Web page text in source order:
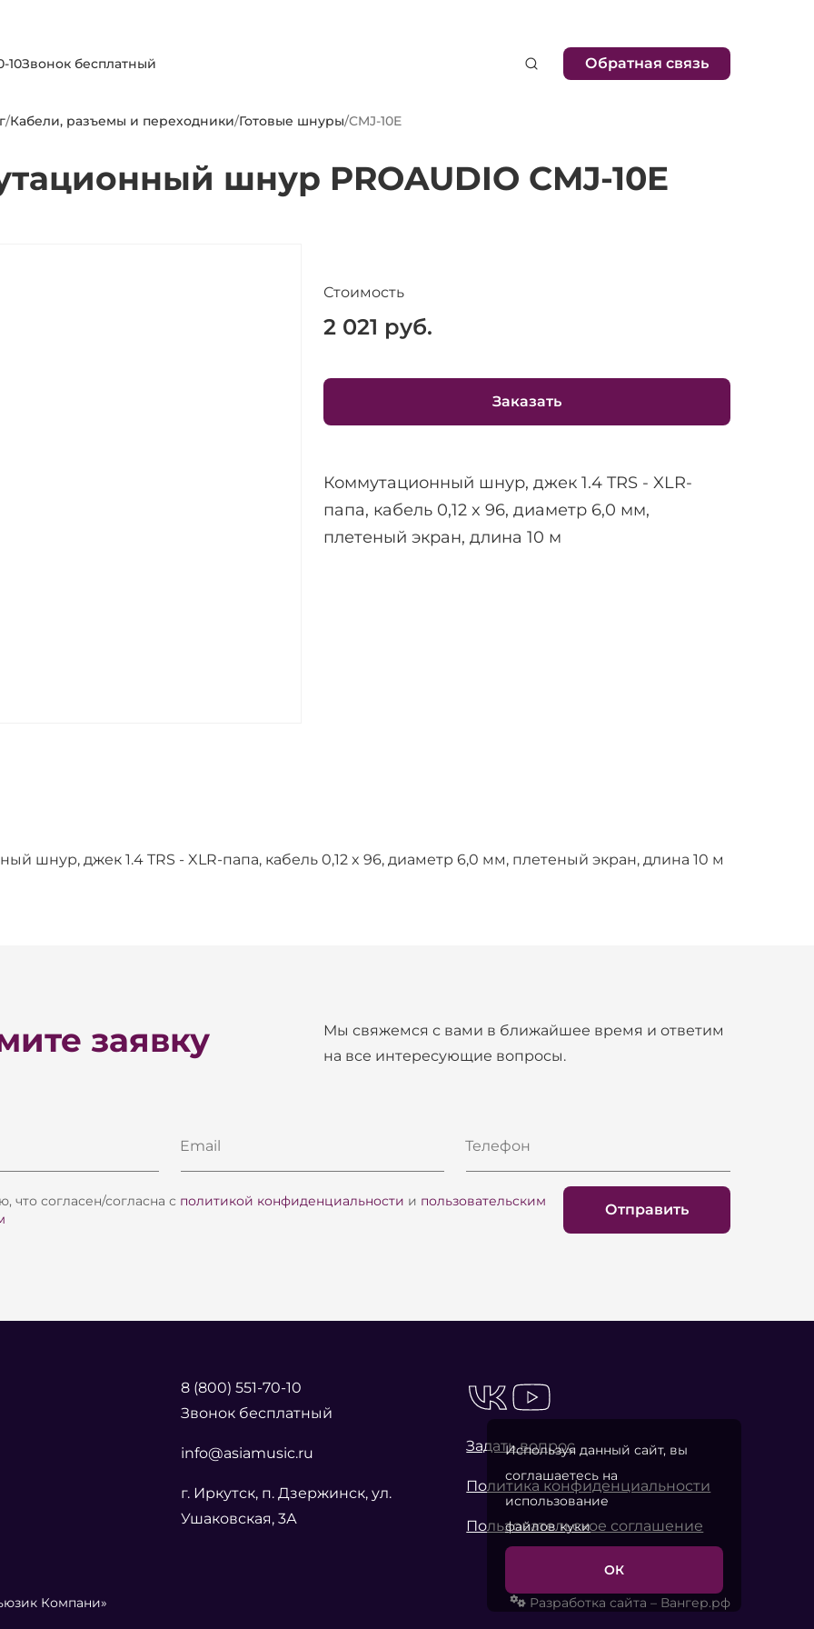
10Звонок бесплатный Обратная связь
/Кабели, разъемы и переходники/Готовые шнуры/CMJ-10E
шнур PROAUDIO CMJ-10E
Стоимость
2 021 руб.
Заказать
Коммутационный шнур, джек 1.4 TRS - XLR-
папа, кабель 0,12 x 96, диаметр 6,0 мм,
плетеный экран, длина 10 м
шнур, джек 1.4 TRS - XLR-папа, кабель 0,12 x 96, диаметр 6,0 мм, плетеный экран, длина 10 м
заявку
Мы свяжемся с вами в ближайшее время и ответим
на все интересующие вопросы.
Email Телефон
что согласен/согласна с политикой конфиденциальности и пользовательским
Отправить
8 (800) 551-70-10
Звонок бесплатный
info@asiamusic.ru
г. Иркутск, п. Дзержинск, ул.
Ушаковская, 3А
Задать вопрос
Политика конфиденциальности
Пользовательское соглашение
Компани» Разработка сайта – Вангер.рф
Используя данный сайт, вы
соглашаетесь на
использование
файлов куки
ОК